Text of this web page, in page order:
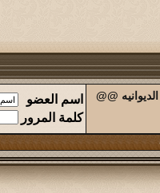
@@ اسم العضو
كلمة المرور